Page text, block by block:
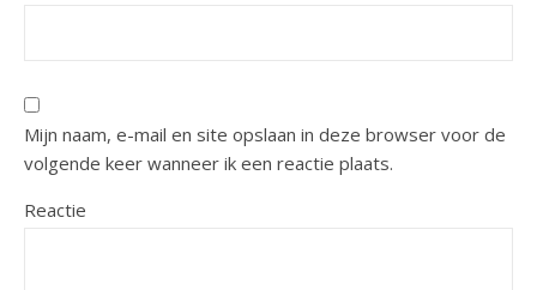
Mijn naam, e-mail en site opslaan in deze browser voor de
volgende keer wanneer ik een reactie plaats.
Reactie